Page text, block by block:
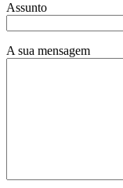
Assunto
A sua mensagem